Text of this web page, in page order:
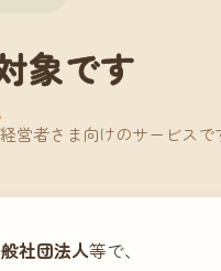
象です
営者さま向けのサービスで
社団法人等で、